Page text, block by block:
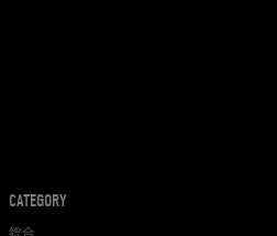
CATEGORY
総合